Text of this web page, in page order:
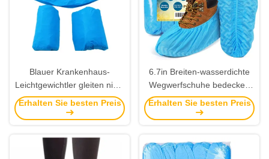
Blauer Krankenhaus-
Leichtgewichtler gleiten nicht
Wegwerfschuhe bedecken
Film 20GSM für zuhause
Erhalten Sie besten Preis
6.7in Breiten-wasserdichte
Wegwerfschuhe bedecken
Antibeleg-Reinraum-
Überschuhe für
Erhalten Sie besten Preis